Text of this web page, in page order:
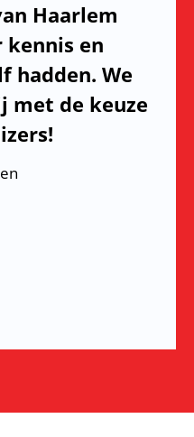
Haarlem
en
hadden. We
met de keuze